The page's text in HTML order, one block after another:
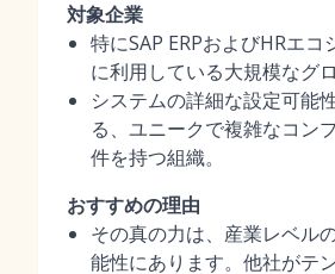
対象企業
特にSAP ERPおよびHRエ
に利用している大規模なグ
システムの詳細な設定可能
る、ユニークで複雑なコン
件を持つ組織。
おすすめの理由
その真の力は、産業レベル
能性にあります。他社がテ